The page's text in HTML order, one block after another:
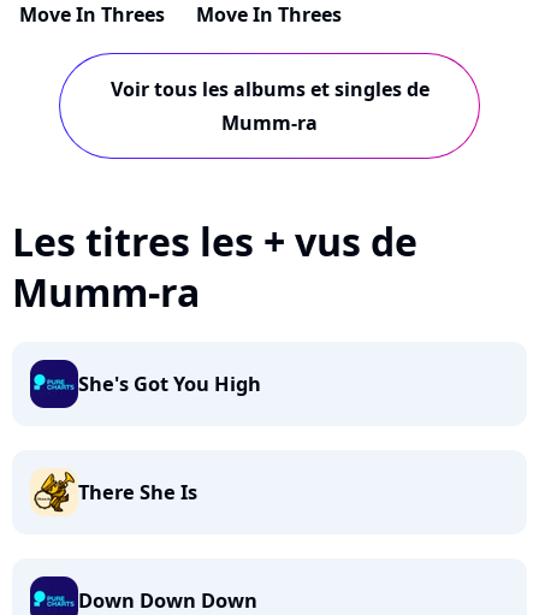
Move In Threes
Move In Threes
Voir tous les albums et singles de
Mumm-ra
Les titres les + vus de
Mumm-ra
She's Got You High
There She Is
Down Down Down